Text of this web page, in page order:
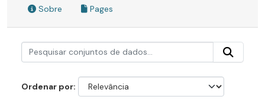
Sobre Pages
Ordenar por